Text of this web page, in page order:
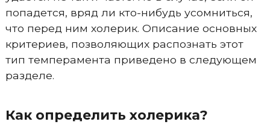
попадется, вряд ли кто-нибудь усомниться,
что перед ним холерик. Описание основных
критериев, позволяющих распознать этот
тип темперамента приведено в следующем
разделе.
Как определить холерика?